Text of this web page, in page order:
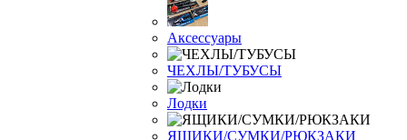
Аксессуары
ЧЕХЛЫ/ТУБУСЫ
Лодки
ЯЩИКИ/СУМКИ/РЮКЗАКИ